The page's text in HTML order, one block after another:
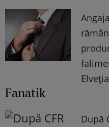
Elveția
Fanatik
După